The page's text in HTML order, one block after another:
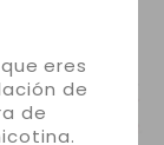
eres
de
de